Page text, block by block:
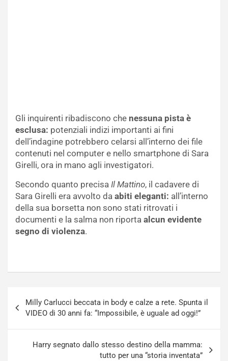
Gli inquirenti ribadiscono che nessuna pista è
esclusa: potenziali indizi importanti ai fini
dell’indagine potrebbero celarsi all’interno dei file
contenuti nel computer e nello smartphone di Sara
Girelli, ora in mano agli investigatori.
Secondo quanto precisa Il Mattino, il cadavere di
Sara Girelli era avvolto da abiti eleganti: all’interno
della sua borsetta non sono stati ritrovati i
documenti e la salma non riporta alcun evidente
segno di violenza.
articoli
Milly Carlucci beccata in body e calze a rete. Spunta il
VIDEO di 30 anni fa: “Impossibile, è uguale ad oggi!”
Harry segnato dallo stesso destino della mamma:
tutto per una “storia inventata”